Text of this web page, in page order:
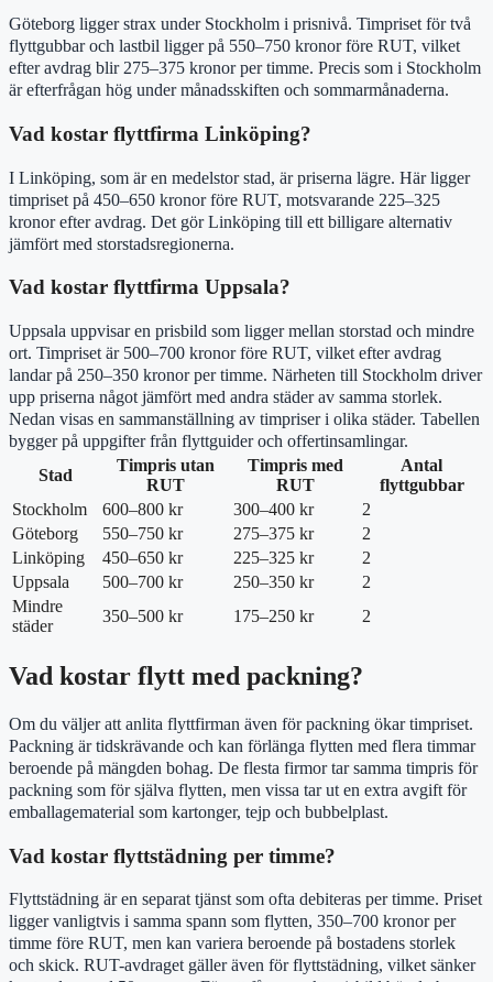
Göteborg ligger strax under Stockholm i prisnivå. Timpriset för två
flyttgubbar och lastbil ligger på 550–750 kronor före RUT, vilket
efter avdrag blir 275–375 kronor per timme. Precis som i Stockholm
är efterfrågan hög under månadsskiften och sommarmånaderna.
Vad kostar flyttfirma Linköping?
I Linköping, som är en medelstor stad, är priserna lägre. Här ligger
timpriset på 450–650 kronor före RUT, motsvarande 225–325
kronor efter avdrag. Det gör Linköping till ett billigare alternativ
jämfört med storstadsregionerna.
Vad kostar flyttfirma Uppsala?
Uppsala uppvisar en prisbild som ligger mellan storstad och mindre
ort. Timpriset är 500–700 kronor före RUT, vilket efter avdrag
landar på 250–350 kronor per timme. Närheten till Stockholm driver
upp priserna något jämfört med andra städer av samma storlek.
Nedan visas en sammanställning av timpriser i olika städer. Tabellen
bygger på uppgifter från flyttguider och offertinsamlingar.
Stad
Timpris utan
RUT
Timpris med
RUT
Antal
flyttgubbar
Stockholm
600–800 kr 300–400 kr
2
Göteborg
550–750 kr 275–375 kr
2
Linköping
450–650 kr 225–325 kr
2
Uppsala
500–700 kr 250–350 kr
2
Mindre
städer
350–500 kr 175–250 kr 2
Vad kostar flytt med packning?
Om du väljer att anlita flyttfirman även för packning ökar timpriset.
Packning är tidskrävande och kan förlänga flytten med flera timmar
beroende på mängden bohag. De flesta firmor tar samma timpris för
packning som för själva flytten, men vissa tar ut en extra avgift för
emballagematerial som kartonger, tejp och bubbelplast.
Vad kostar flyttstädning per timme?
Flyttstädning är en separat tjänst som ofta debiteras per timme. Priset
ligger vanligtvis i samma spann som flytten, 350–700 kronor per
timme före RUT, men kan variera beroende på bostadens storlek
och skick. RUT-avdraget gäller även för flyttstädning, vilket sänker